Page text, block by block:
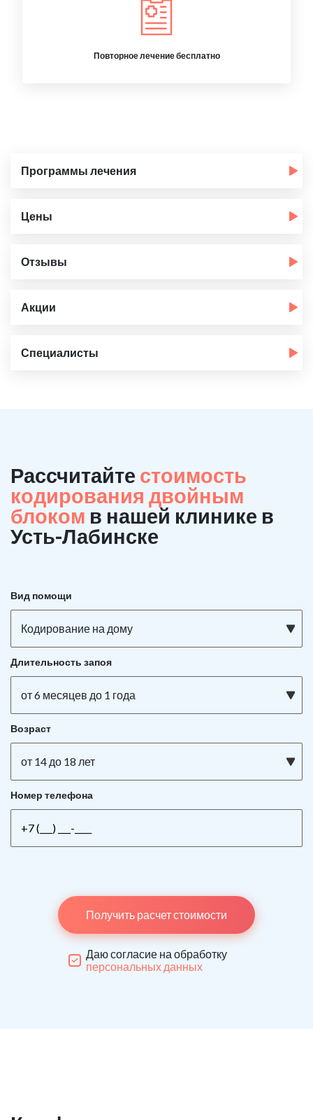
Повторное лечение бесплатно
Программы лечения
Цены
Отзывы
Акции
Специалисты
Рассчитайте стоимость
кодирования двойным
блоком в нашей клинике в
Усть-Лабинске
Вид помощи
Кодирование на дому
Длительность запоя
от 6 месяцев до 1 года
Возраст
от 14 до 18 лет
Номер телефона
Получить расчет стоимости
Даю согласие на обработку
персональных данных